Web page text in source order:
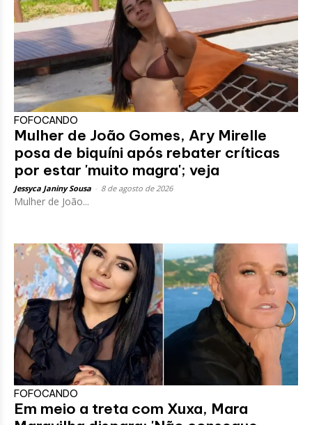
FOFOCANDO
Mulher de João Gomes, Ary Mirelle
posa de biquíni após rebater críticas
por estar 'muito magra'; veja
Jessyca Janiny Sousa 8 de agosto de 2026
Mulher de João...
FOFOCANDO
Em meio a treta com Xuxa, Mara